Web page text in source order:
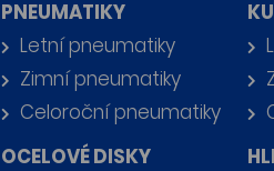
PNEUMATIKY
Letní pneumatiky
Zimní pneumatiky
Celoroční pneumatiky
OCELOVÉ DISKY